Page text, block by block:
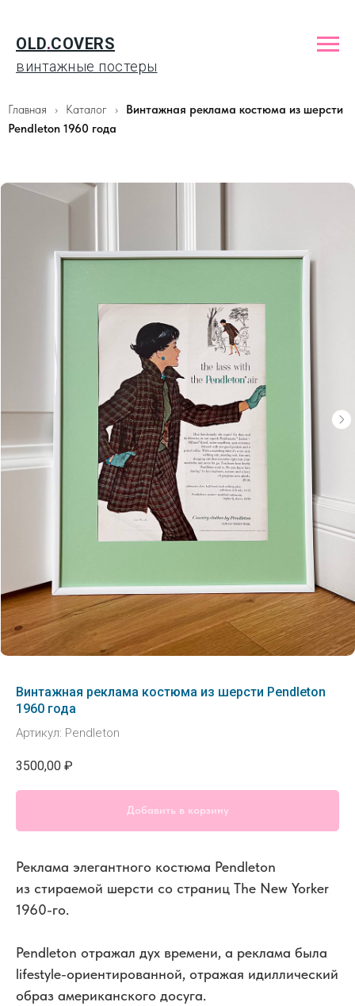
OLD.COVERS
винтажные постеры
Главная Каталог
Винтажная реклама костюма из шерсти
Pendleton 1960 года
Винтажная реклама костюма из шерсти Pendleton
1960 года
Артикул: Pendleton
3500,00 ₽
Добавить в корзину
Реклама элегантного костюма Pendleton
из стираемой шерсти со страниц The New Yorker
1960-го.
Pendleton отражал дух времени, а реклама была
lifestyle-ориентированной, отражая идиллический
образ американского досуга.